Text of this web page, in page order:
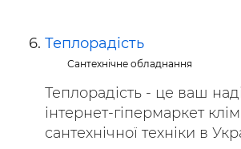
Теплорадість
Сантехнічне обладнання
Теплорадість - це ваш
інтернет-гіпермаркет
сантехнічної техніки в